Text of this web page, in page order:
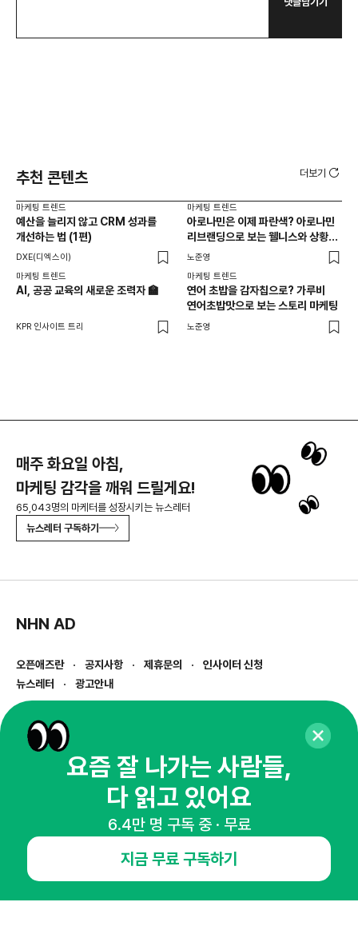
추천 콘텐츠 더보기
마케팅 트렌드
예산을 늘리지 않고 CRM 성과를
개선하는 법 (1편)
DXE(디엑스이)
마케팅 트렌드
아로나민은 이제 파란색? 아로나민
리브랜딩으로 보는 웰니스와 상황
최적화 전략
노준영
마케팅 트렌드
AI, 공공 교육의 새로운 조력자 🏫
KPR 인사이트 트리
마케팅 트렌드
연어 초밥을 감자칩으로? 가루비
연어초밥맛으로 보는 스토리 마케팅
노준영
매주 화요일 아침,
마케팅 감각을 깨워 드릴게요!
65,043명의 마케터를 성장시키는 뉴스레터
뉴스레터 구독하기
NHN AD
오픈애즈란 공지사항 제휴문의
인사이터 신청
뉴스레터
광고안내
경기도 성남시 분당구 대왕판교로645번길 16
사업자등록번호 : 144-81-27690(
통신판매업신고번호 : 2014-경기성남-1023
호스팅서비스사업자 : 오픈애즈
1800-2198
openads@openads.co.kr
요즘 잘 나가는 사람들,
다 읽고 있어요
6.4만 명 구독 중 · 무료
지금 무료 구독하기